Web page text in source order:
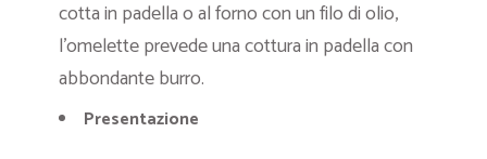
cotta in padella o al forno con un filo di olio,
l’omelette prevede una cottura in padella con
abbondante burro.
Presentazione